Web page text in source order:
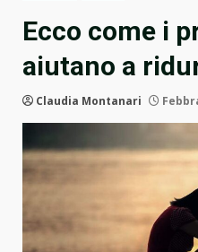
Ecco come i
aiutano a
Claudia Montanari